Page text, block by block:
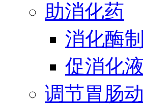
助消化药
消化酶
促消化
调节胃肠